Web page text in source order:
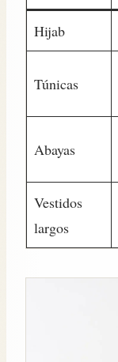
Hijab
Túnicas
Abayas
Vestidos
largos